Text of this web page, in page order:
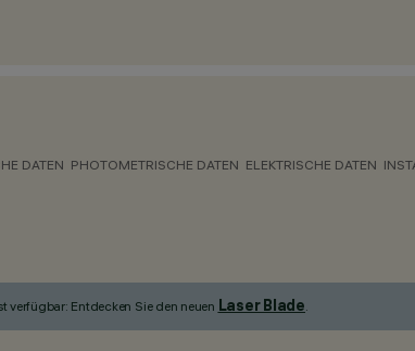
DATEN PHOTOMETRISCHE DATEN ELEKTRISCHE DATEN
verfügbar: Entdecken Sie den neuen Laser Blade.